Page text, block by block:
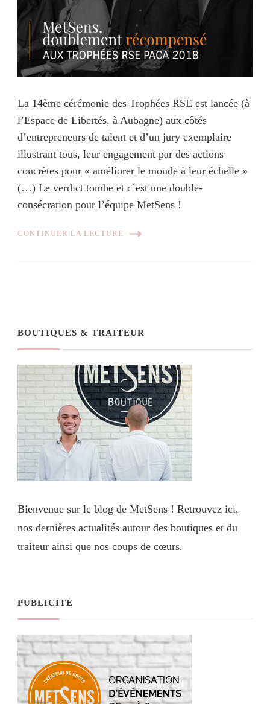
La 14ème cérémonie des Trophées RSE est lancée (à
l’Espace de Libertés, à Aubagne) aux côtés
d’entrepreneurs de talent et d’un jury exemplaire
illustrant tous, leur engagement par des actions
concrètes pour « améliorer le monde à leur échelle »
(…) Le verdict tombe et c’est une double-
consécration pour l’équipe MetSens !
CONTINUER LA LECTURE
BOUTIQUES & TRAITEUR
Bienvenue sur le blog de MetSens ! Retrouvez ici,
nos dernières actualités autour des boutiques et du
traiteur ainsi que nos coups de cœurs.
PUBLICITÉ